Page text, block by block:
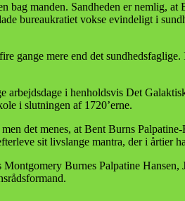
manden. Sandheden er nemlig,
bureaukratiet vokse evindeligt i
gange mere end det
i henholdsvis Det
i slutningen af 1720’erne.
det menes, at Bent Burns
sit livslange mantra, der i årtier
Burnes Palpatine